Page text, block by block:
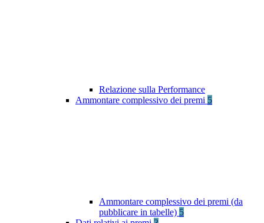
Relazione sulla Performance
Ammontare complessivo dei premi 5
Ammontare complessivo dei premi (da
pubblicare in tabelle) 5